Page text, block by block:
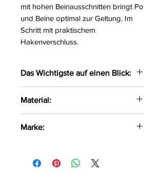
mit hohen Beinausschnitten bringt Po
und Beine optimal zur Geltung. Im
Schritt mit praktischem
Hakenverschluss.
Das Wichtigste auf einen Blick:
Look
Schimmerndes Roségold-
Kupfer
Praktischer Schrittverschluss
Material:
Marke: